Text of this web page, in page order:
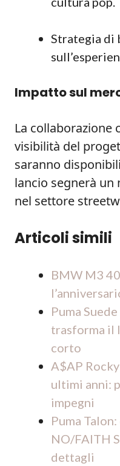
Strategia di
Impatto sul
La collaborazione
visibilità del
saranno
lancio segnerà un
nel settore
Articoli simili
BMW M3
Puma
trasforma il
corto
A$AP
ultimi anni:
impegni
Puma
NO/FAITH
dettagli